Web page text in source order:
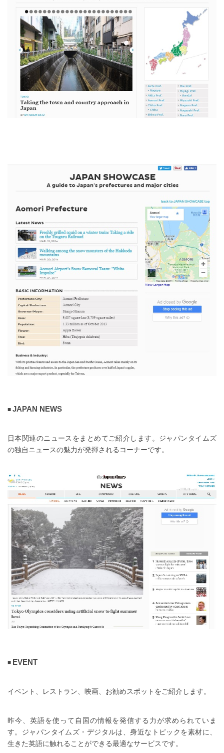
JAPAN NEWS
日本関連のニュースをまとめてご紹介します。ジャパンタイムズ
の独自ニュースの魅力が発揮されるコーナーです。
EVENT
イベント、レストラン、映画、お勧めスポットをご紹介します。
昨今、英語を使って自国の情報を発信する力が求められていま
す。ジャパンタイムズ・デジタルは、身近なトピックを素材に、
生きた英語に触れることができる最適なサービスです。